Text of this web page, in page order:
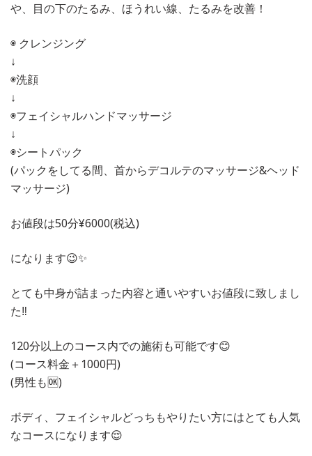
や、目の下のたるみ、ほうれい線、たるみを改善！
◉ クレンジング
↓
◉洗顔
↓
◉フェイシャルハンドマッサージ
↓
◉シートパック
(パックをしてる間、首からデコルテのマッサージ&ヘッド
マッサージ)
お値段は50分¥6000(税込)
になります😉✨
とても中身が詰まった内容と通いやすいお値段に致しまし
た‼️
120分以上のコース内での施術も可能です😊
(コース料金＋1000円)
(男性も🆗)
ボディ、フェイシャルどっちもやりたい方にはとても人気
なコースになります😌